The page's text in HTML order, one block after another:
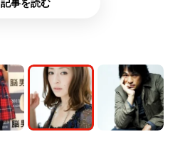
記事を読む